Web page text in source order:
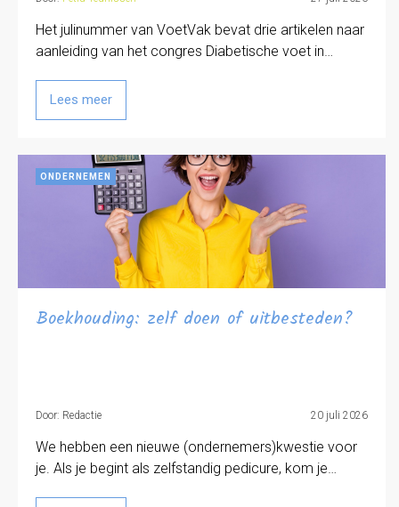
Het julinummer van VoetVak bevat drie artikelen naar
aanleiding van het congres Diabetische voet in…
Lees meer
ONDERNEMEN
Boekhouding: zelf doen of uitbesteden?
Door: Redactie 20 juli 2026
We hebben een nieuwe (ondernemers)kwestie voor
je. Als je begint als zelfstandig pedicure, kom je…